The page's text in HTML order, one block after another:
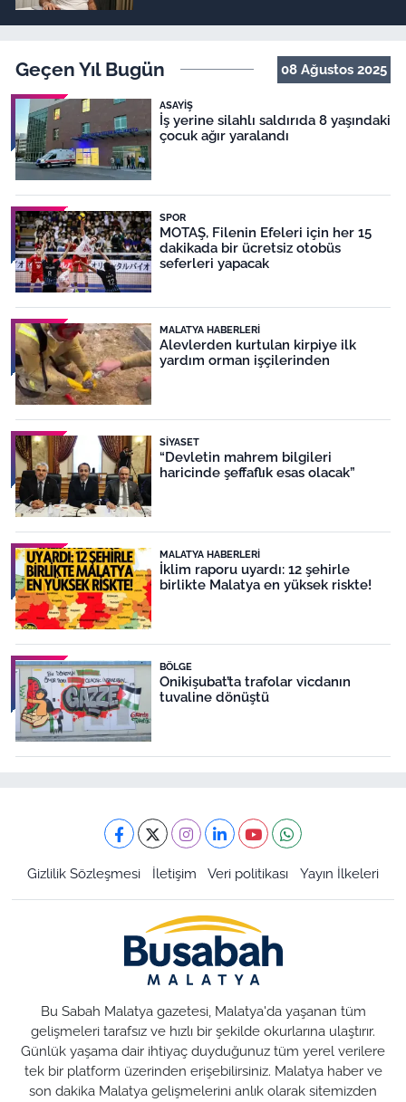
Geçen Yıl Bugün 08 Ağustos 2025
ASAYIŞ
İş yerine silahlı saldırıda 8 yaşındaki
çocuk ağır yaralandı
SPOR
MOTAŞ, Filenin Efeleri için her 15
dakikada bir ücretsiz otobüs
seferleri yapacak
MALATYA HABERLERI
Alevlerden kurtulan kirpiye ilk
yardım orman işçilerinden
SIYASET
“Devletin mahrem bilgileri
haricinde şeffaflık esas olacak”
MALATYA HABERLERI
İklim raporu uyardı: 12 şehirle
birlikte Malatya en yüksek riskte!
BÖLGE
Onikişubat’ta trafolar vicdanın
tuvaline dönüştü
Gizlilik Sözleşmesi İletişim Veri politikası Yayın İlkeleri
Bu Sabah Malatya gazetesi, Malatya'da yaşanan tüm
gelişmeleri tarafsız ve hızlı bir şekilde okurlarına ulaştırır.
Günlük yaşama dair ihtiyaç duyduğunuz tüm yerel verilere
tek bir platform üzerinden erişebilirsiniz. Malatya haber ve
son dakika Malatya gelişmelerini anlık olarak sitemizden